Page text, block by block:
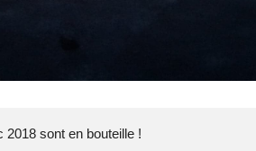
2018 sont en bouteille !